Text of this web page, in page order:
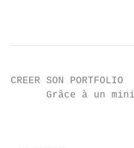
CREER SON PORTFOLIO
Grâce à un